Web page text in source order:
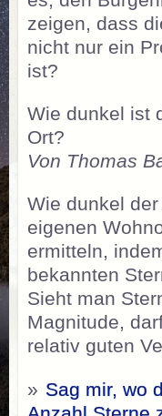
zeigen, dass
nicht nur ein
ist?
Wie dunkel ist
Ort?
Von Thomas
Wie dunkel
eigenen
ermitteln,
bekannten
Sieht man
Magnitude,
relativ guten
» Sag mir, wo